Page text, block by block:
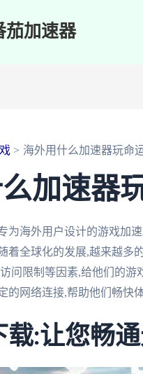
茄加速器
海外用什么加速器玩命
加速器
为海外用户设计的游戏加
着全球化的发展,越来越多
问限制等因素,给他们的
的网络连接,帮助他们畅快
载:让您畅